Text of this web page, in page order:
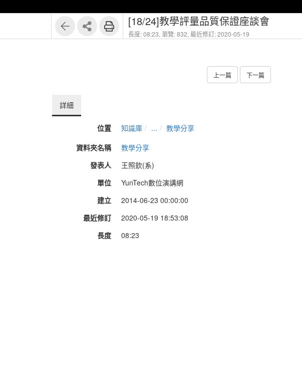
[18/24]教學評量品質保證座談會
長度: 08:23, 瀏覽: 832, 最近修訂: 2020-05-19
上一篇 下一篇
詳細
位置 知識庫 ...
教學分享
資料夾名稱
教學分享
發表人
王照欽(系)
單位
YunTech數位演講網
建立
2014-06-23 00:00:00
最近修訂
2020-05-19 18:53:08
長度
08:23